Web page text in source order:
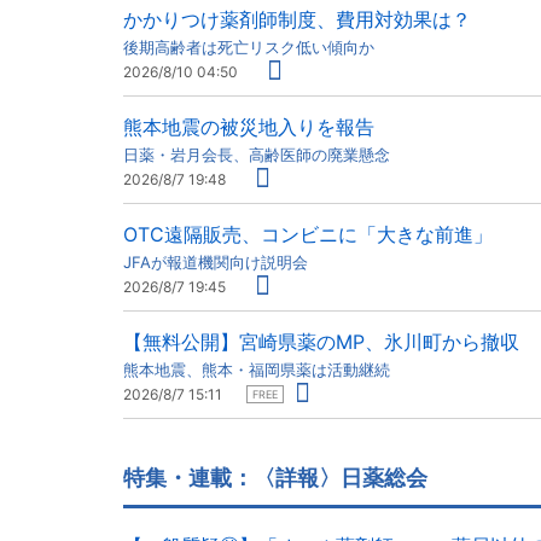
かかりつけ薬剤師制度、費用対効果は？
後期高齢者は死亡リスク低い傾向か
2026/8/10 04:50
熊本地震の被災地入りを報告
日薬・岩月会長、高齢医師の廃業懸念
2026/8/7 19:48
OTC遠隔販売、コンビニに「大きな前進」
JFAが報道機関向け説明会
2026/8/7 19:45
【無料公開】宮崎県薬のMP、氷川町から撤収
熊本地震、熊本・福岡県薬は活動継続
2026/8/7 15:11 FREE
特集・連載：〈詳報〉日薬総会